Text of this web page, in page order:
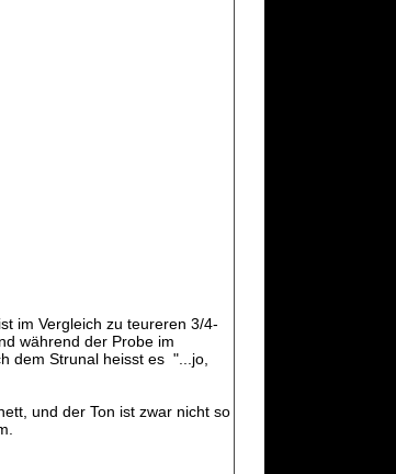
im Vergleich zu teureren 3/4-
während der Probe im
dem Strunal heisst es "...jo,
und der Ton ist zwar nicht so